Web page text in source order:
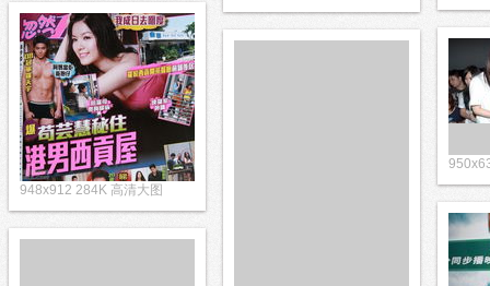
948x912 284K 高清大图